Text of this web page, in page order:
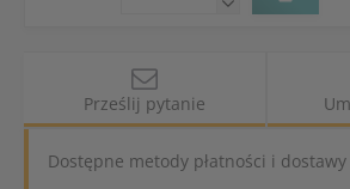
Prześlij pytanie
Dostępne metody płatności i dostawy